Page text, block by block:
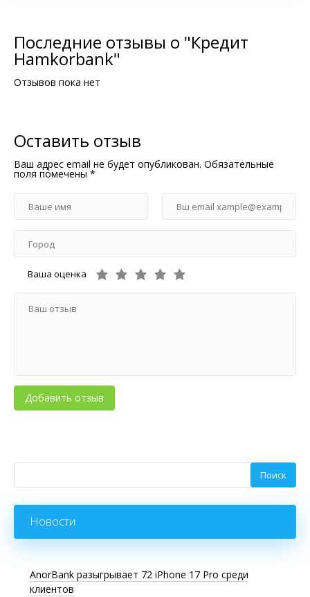
Последние отзывы о "Кредит
Hamkorbank"
Отзывов пока нет
Оставить отзыв
Ваш адрес email не будет опубликован. Обязательные
поля помечены *
Ваша оценка
Новости
AnorBank разыгрывает 72 iPhone 17 Pro среди
клиентов